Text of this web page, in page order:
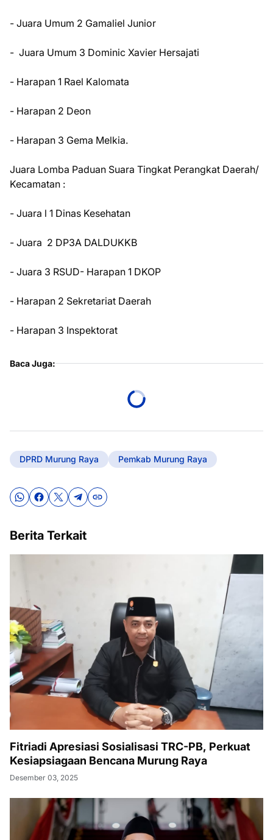
- Juara Umum 2 Gamaliel Junior
- Juara Umum 3 Dominic Xavier Hersajati
- Harapan 1 Rael Kalomata
- Harapan 2 Deon
- Harapan 3 Gema Melkia.
Juara Lomba Paduan Suara Tingkat Perangkat Daerah/
Kecamatan :
- Juara l 1 Dinas Kesehatan
- Juara 2 DP3A DALDUKKB
- Juara 3 RSUD- Harapan 1 DKOP
- Harapan 2 Sekretariat Daerah
- Harapan 3 Inspektorat
Baca Juga:
DPRD Murung Raya Pemkab Murung Raya
Berita Terkait
Fitriadi Apresiasi Sosialisasi TRC-PB, Perkuat
Kesiapsiagaan Bencana Murung Raya
Desember 03, 2025